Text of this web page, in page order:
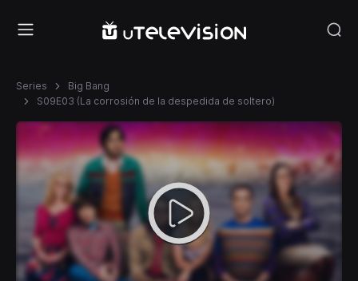
Series
Big Bang
S09E03 (La corrosión de la despedida de soltero)